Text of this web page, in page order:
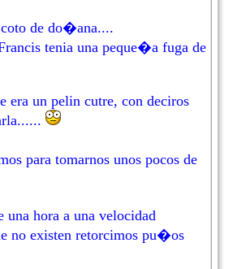
de do�ana....
tenia una peque�a fuga de
era un pelin cutre, con deciros
para tomarnos unos pocos de
una hora a una velocidad
no existen retorcimos pu�os